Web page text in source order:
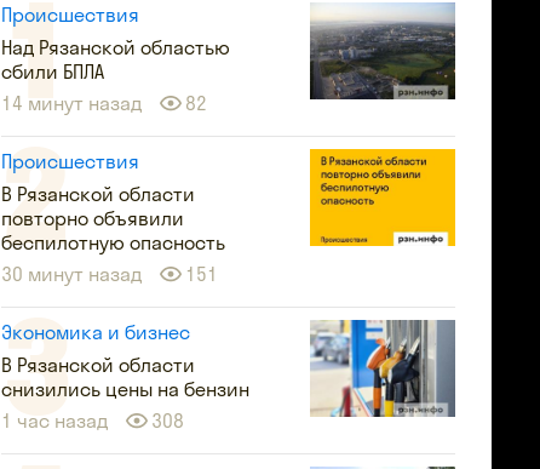
Происшествия
Над Рязанской областью
сбили БПЛА
14 минут назад
82
Происшествия
В Рязанской области
повторно объявили
беспилотную опасность
30 минут назад
151
Экономика и бизнес
В Рязанской области
снизились цены на бензин
1 час назад
308